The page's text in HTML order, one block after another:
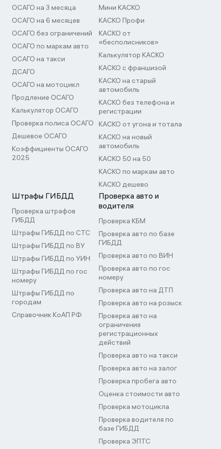
ОСАГО на 3 месяца
ОСАГО на 6 месяцев
ОСАГО без ограничений
ОСАГО по маркам авто
ОСАГО на такси
ДСАГО
ОСАГО на мотоцикл
Продление ОСАГО
Калькулятор ОСАГО
Проверка полиса ОСАГО
Дешевое ОСАГО
Коэффициенты ОСАГО
2025
Мини КАСКО
КАСКО Профи
КАСКО от
«бесполисников»
Калькулятор КАСКО
КАСКО с франшизой
КАСКО на старый
автомобиль
КАСКО без телефона и
регистрации
КАСКО от угона и тотала
КАСКО на новый
автомобиль
КАСКО 50 на 50
КАСКО по маркам авто
КАСКО дешево
Штрафы ГИБДД
Проверка штрафов
ГИБДД
Штрафы ГИБДД по СТС
Штрафы ГИБДД по ВУ
Штрафы ГИБДД по УИН
Штрафы ГИБДД по гос
номеру
Штрафы ГИБДД по
городам
Справочник КоАП РФ
Проверка авто и
водителя
Проверка КБМ
Проверка авто по базе
ГИБДД
Проверка авто по ВИН
Проверка авто по гос
номеру
Проверка авто на ДТП
Проверка авто на розыск
Проверка авто на
ограничения
регистрационных
действий
Проверка авто на такси
Проверка авто на залог
Проверка пробега авто
Оценка стоимости авто
Проверка мотоцикла
Проверка водителя по
базе ГИБДД
Проверка ЭПТС